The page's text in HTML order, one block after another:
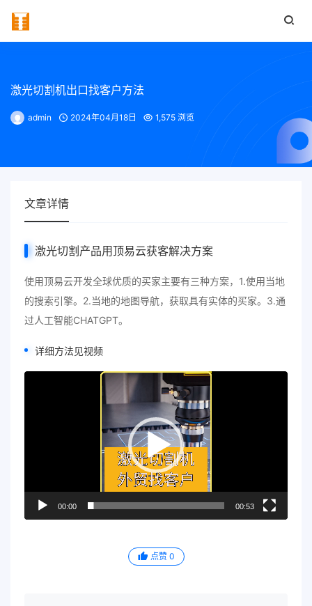
激光切割机出口找客户方法
admin 2024年04月18日 1,575 浏览
文章详情
激光切割产品用顶易云获客解决方案
使用顶易云开发全球优质的买家主要有三种方案，1.使用当地
的搜索引擎。2.当地的地图导航，获取具有实体的买家。3.通
过人工智能CHATGPT。
详细方法见视频
00:00 00:53
点赞 0